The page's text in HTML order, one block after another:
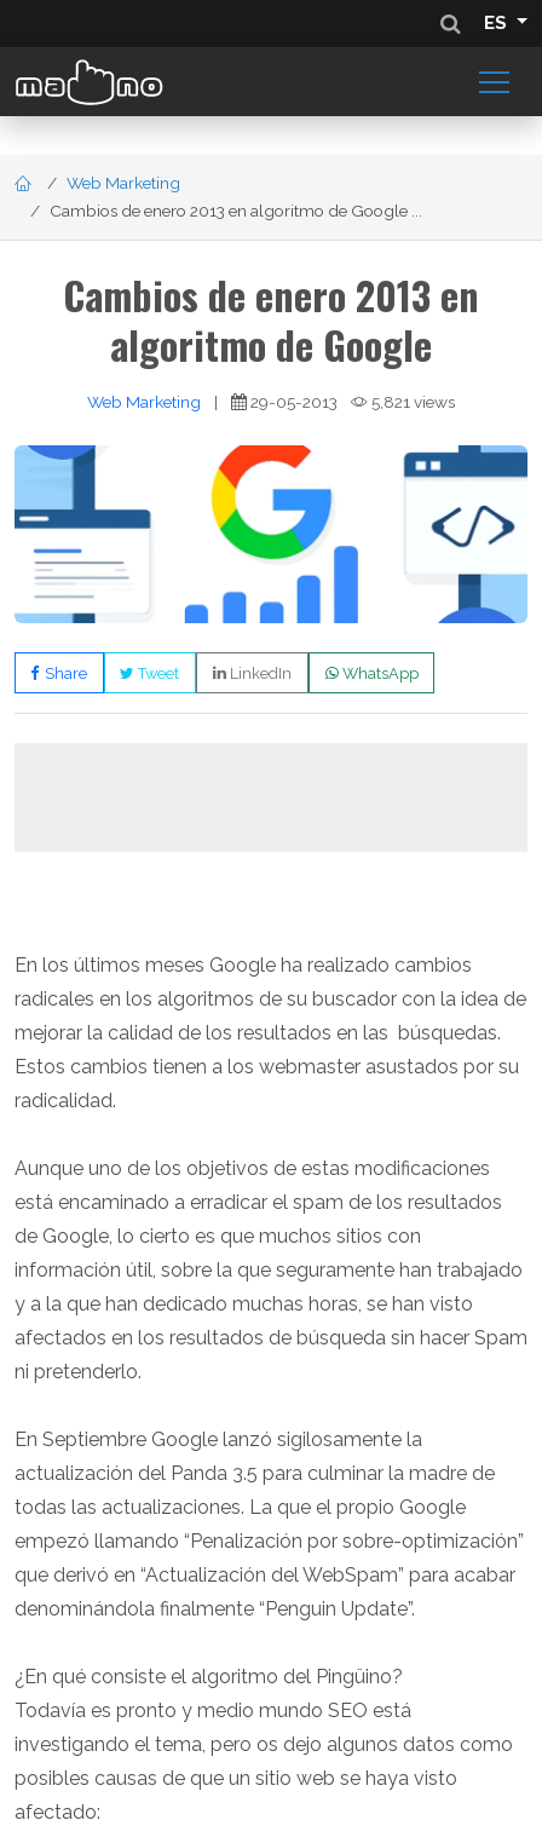
ES
Web Marketing
Cambios de enero 2013 en algoritmo de Google ...
Cambios de enero 2013 en
algoritmo de Google
Web Marketing | 29-05-2013 5,821 views
Share Tweet LinkedIn WhatsApp
En los últimos meses Google ha realizado cambios
radicales en los algoritmos de su buscador con la idea de
mejorar la calidad de los resultados en las búsquedas.
Estos cambios tienen a los webmaster asustados por su
radicalidad.
Aunque uno de los objetivos de estas modificaciones
está encaminado a erradicar el spam de los resultados
de Google, lo cierto es que muchos sitios con
información útil, sobre la que seguramente han trabajado
y a la que han dedicado muchas horas, se han visto
afectados en los resultados de búsqueda sin hacer Spam
ni pretenderlo.
En Septiembre Google lanzó sigilosamente la
actualización del Panda 3.5 para culminar la madre de
todas las actualizaciones. La que el propio Google
empezó llamando “Penalización por sobre-optimización”
que derivó en “Actualización del WebSpam” para acabar
denominándola finalmente “Penguin Update”.
¿En qué consiste el algoritmo del Pingüino?
Todavía es pronto y medio mundo SEO está
investigando el tema, pero os dejo algunos datos como
posibles causas de que un sitio web se haya visto
afectado: